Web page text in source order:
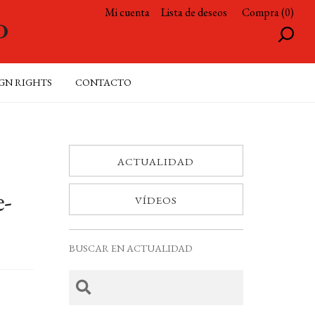
Mi cuenta Lista de deseos Compra (0)
RIGHTS CONTACTO
ACTUALIDAD
VÍDEOS
BUSCAR EN ACTUALIDAD